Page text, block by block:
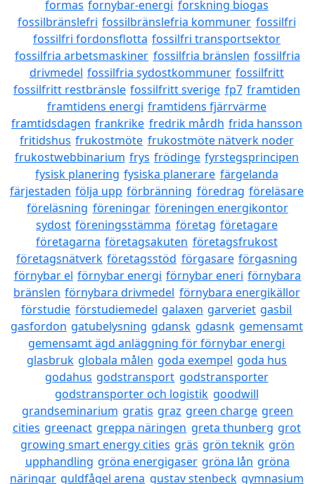
formas fornybar-energi forskning biogas
fossilbränslefri fossilbränslefria kommuner fossilfri
fossilfri fordonsflotta fossilfri transportsektor
fossilfria arbetsmaskiner fossilfria bränslen fossilfria
drivmedel fossilfria sydostkommuner fossilfritt
fossilfritt restbränsle fossilfritt sverige fp7 framtiden
framtidens energi framtidens fjärrvärme
framtidsdagen frankrike fredrik mårdh frida hansson
fritidshus frukostmöte frukostmöte nätverk noder
frukostwebbinarium frys frödinge fyrstegsprincipen
fysisk planering fysiska planerare färgelanda
färjestaden följa upp förbränning föredrag föreläsare
föreläsning föreningar föreningen energikontor
sydost föreningsstämma företag företagare
företagarna företagsakuten företagsfrukost
företagsnätverk företagsstöd förgasare förgasning
förnybar el förnybar energi förnybar eneri förnybara
bränslen förnybara drivmedel förnybara energikällor
förstudie förstudiemedel galaxen garveriet gasbil
gasfordon gatubelysning gdansk gdasnk gemensamt
gemensamt ägd anläggning för förnybar energi
glasbruk globala målen goda exempel goda hus
godahus godstransport godstransporter
godstransporter och logistik goodwill
grandseminarium gratis graz green charge green
cities greenact greppa näringen greta thunberg grot
growing smart energy cities gräs grön teknik grön
upphandling gröna energigaser gröna lån gröna
näringar guldfågel arena gustav stenbeck gymnasium